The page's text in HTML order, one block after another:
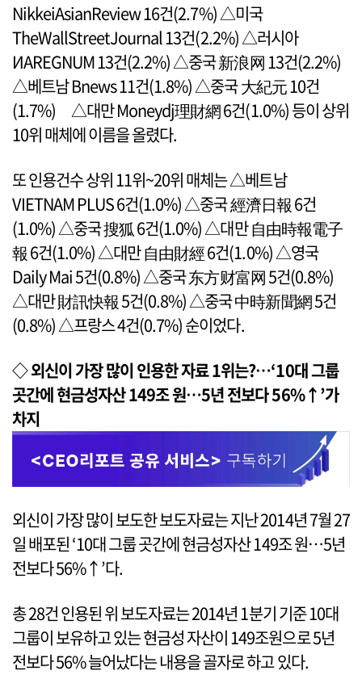
NikkeiAsianReview 16건(2.7%) △미국
TheWallStreetJournal 13건(2.2%) △러시아
ИАREGNUM 13건(2.2%) △중국 新浪网 13건(2.2%)
△베트남 Bnews 11건(1.8%) △중국 大紀元 10건
(1.7%) △대만 Moneydj理財網 6건(1.0%) 등이 상위
10위 매체에 이름을 올렸다.
또 인용건수 상위 11위~20위 매체는 △베트남
VIETNAM PLUS 6건(1.0%) △중국 經濟日報 6건
(1.0%) △중국 搜狐 6건(1.0%) △대만 自由時報電子
報 6건(1.0%) △대만 自由財經 6건(1.0%) △영국
Daily Mai 5건(0.8%) △중국 东方财富网 5건(0.8%)
△대만 財訊快報 5건(0.8%) △중국 中時新聞網 5건
(0.8%) △프랑스 4건(0.7%) 순이었다.
◇ 외신이 가장 많이 인용한 자료 1위는?…‘10대 그룹
곳간에 현금성자산 149조 원…5년 전보다 56%↑’가
차지
외신이 가장 많이 보도한 보도자료는 지난 2014년 7월 27
일 배포된 ‘10대 그룹 곳간에 현금성자산 149조 원…5년
전보다 56%↑’다.
총 28건 인용된 위 보도자료는 2014년 1분기 기준 10대
그룹이 보유하고 있는 현금성 자산이 149조원으로 5년
전보다 56% 늘어났다는 내용을 골자로 하고 있다.